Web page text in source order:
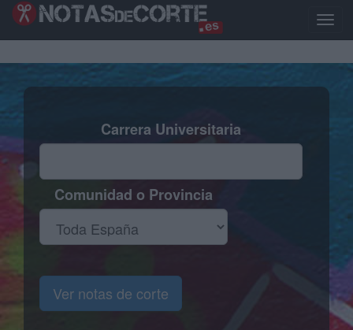
Pasar
Toggle
Carrera Universitaria
Comunidad o Provincia
Ver notas de corte